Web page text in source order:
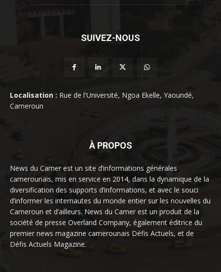
SUIVEZ-NOUS
Localisation : Rue de l'Université, Ngoa Ekelle, Yaoundé,
Cameroun
À PROPOS
News du Camer est un site d’informations générales
camerounais, mis en service en 2014, dans la dynamique de la
diversification des supports d’informations, et avec le souci
d’informer les internautes du monde entier sur les nouvelles du
Cameroun et d’ailleurs. News du Camer est un produit de la
société de presse Overland Company, également éditrice du
premier news magazine camerounais Défis Actuels, et de
Défis Actuels Magazine.